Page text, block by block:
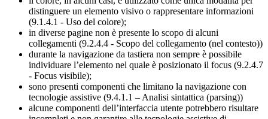
distinguere un elemento visivo o rappresentare informazioni
(9.1.4.1 - Uso del colore);
in diverse pagine non è presente lo scopo di alcuni
collegamenti (9.2.4.4 - Scopo del collegamento (nel contesto))
durante la navigazione da tastiera non sempre è possibile
individuare l’elemento nel quale è posizionato il focus (9.2.4.7
- Focus visibile);
sono presenti componenti che limitano la navigazione con
tecnologie assistive (9.4.1.1 – Analisi sintattica (parsing))
alcune componenti dell’interfaccia utente potrebbero risultare